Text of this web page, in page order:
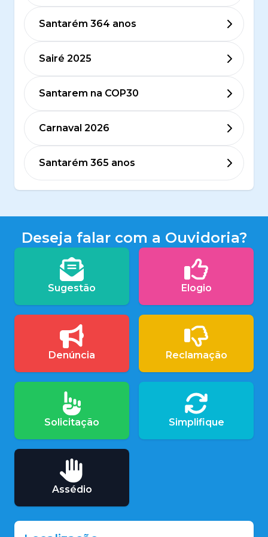
Santarém 364 anos
Sairé 2025
Santarem na COP30
Carnaval 2026
Santarém 365 anos
Deseja falar com a Ouvidoria?
Sugestão Elogio
Denúncia Reclamação
Solicitação Simplifique
Assédio